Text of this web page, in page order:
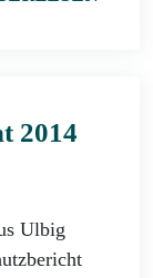
2014
Ulbig